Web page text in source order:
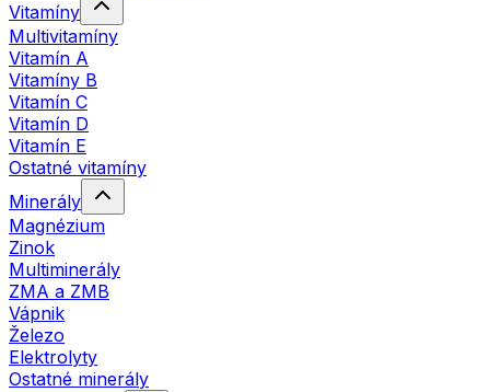
Vitamíny
Multivitamíny
Vitamín A
Vitamíny B
Vitamín C
Vitamín D
Vitamín E
Ostatné vitamíny
Minerály
Magnézium
Zinok
Multiminerály
ZMA a ZMB
Vápnik
Železo
Elektrolyty
Ostatné minerály